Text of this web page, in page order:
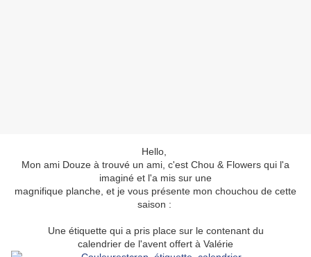
Hello,
Mon ami Douze à trouvé un ami, c'est Chou & Flowers qui l'a
imaginé et l'a mis sur une
magnifique planche, et je vous présente mon chouchou de cette
saison :
Une étiquette qui a pris place sur le contenant du
calendrier de l'avent offert à Valérie